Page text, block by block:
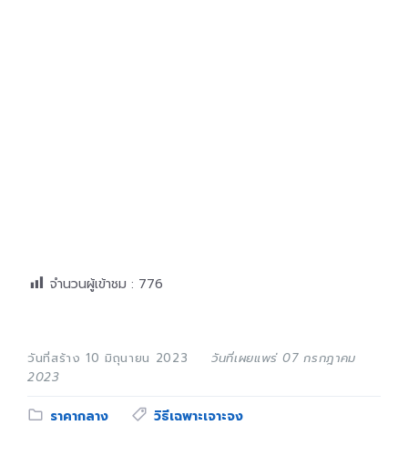
จำนวนผู้เข้าชม : 776
วันที่สร้าง 10 มิถุนายน 2023
วันที่เผยแพร่ 07 กรกฎาคม
2023
Category:
ราคากลาง Tags:
วิธีเฉพาะเจาะจง